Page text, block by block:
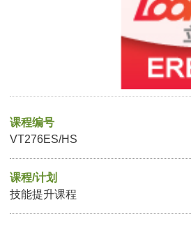
课程编号
VT276ES/HS
课程/计划
技能提升课程